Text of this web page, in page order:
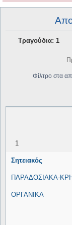
Τραγούδια: 1
Φίλτρο στα
1
Σητειακός
ΠΑΡΑΔΟΣΙΑΚΑ-
ΟΡΓΑΝΙΚΑ